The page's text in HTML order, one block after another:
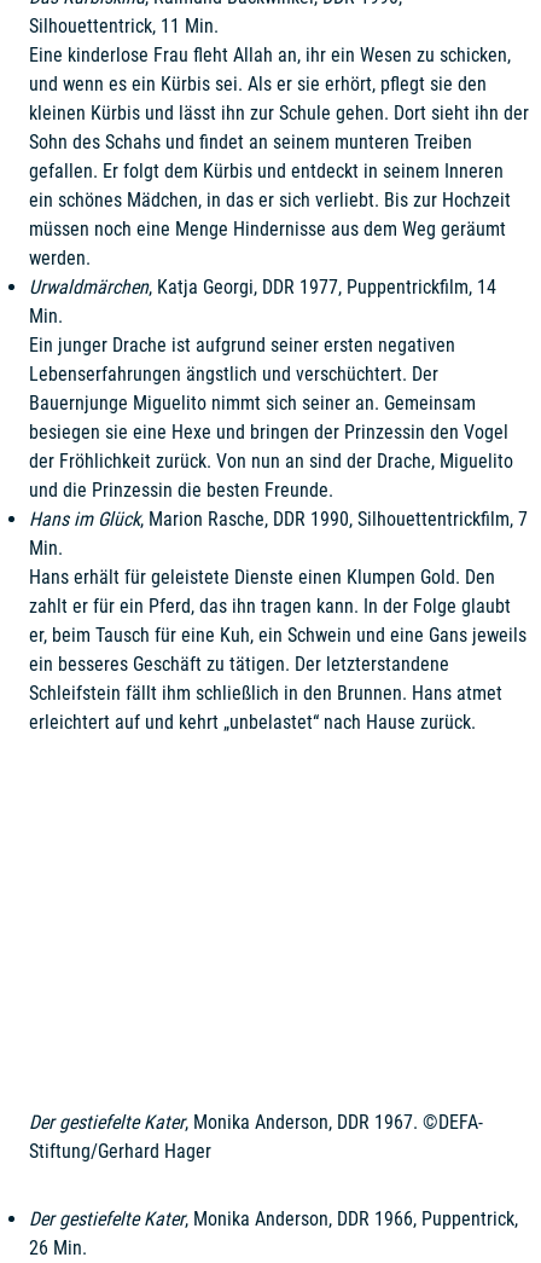
Silhouettentrick, 11 Min.
Eine kinderlose Frau fleht Allah an, ihr ein Wesen zu schicken,
und wenn es ein Kürbis sei. Als er sie erhört, pflegt sie den
kleinen Kürbis und lässt ihn zur Schule gehen. Dort sieht ihn der
Sohn des Schahs und findet an seinem munteren Treiben
gefallen. Er folgt dem Kürbis und entdeckt in seinem Inneren
ein schönes Mädchen, in das er sich verliebt. Bis zur Hochzeit
müssen noch eine Menge Hindernisse aus dem Weg geräumt
werden.
Urwaldmärchen, Katja Georgi, DDR 1977, Puppentrickfilm, 14
Min.
Ein junger Drache ist aufgrund seiner ersten negativen
Lebenserfahrungen ängstlich und verschüchtert. Der
Bauernjunge Miguelito nimmt sich seiner an. Gemeinsam
besiegen sie eine Hexe und bringen der Prinzessin den Vogel
der Fröhlichkeit zurück. Von nun an sind der Drache, Miguelito
und die Prinzessin die besten Freunde.
Hans im Glück, Marion Rasche, DDR 1990, Silhouettentrickfilm, 7
Min.
Hans erhält für geleistete Dienste einen Klumpen Gold. Den
zahlt er für ein Pferd, das ihn tragen kann. In der Folge glaubt
er, beim Tausch für eine Kuh, ein Schwein und eine Gans jeweils
ein besseres Geschäft zu tätigen. Der letzterstandene
Schleifstein fällt ihm schließlich in den Brunnen. Hans atmet
erleichtert auf und kehrt „unbelastet“ nach Hause zurück.
Der gestiefelte Kater, Monika Anderson, DDR 1967. ©DEFA-
Stiftung/Gerhard Hager
Der gestiefelte Kater, Monika Anderson, DDR 1966, Puppentrick,
26 Min.